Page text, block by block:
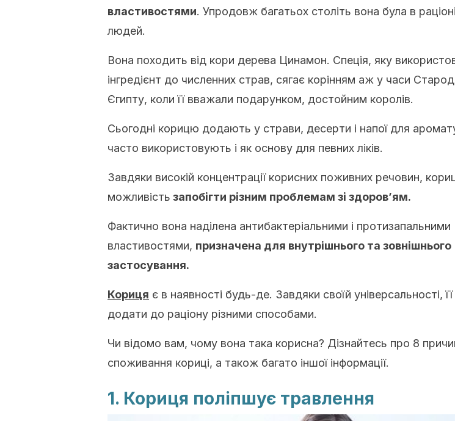
властивостями. Упродовж багатьох століть вона була в
людей.
Вона походить від кори дерева Цинамон. Спеція, яку
інгредієнт до численних страв, сягає корінням аж у часи
Єгипту, коли її вважали подарунком, достойним королів.
Сьогодні корицю додають у страви, десерти і напої для
часто використовують і як основу для певних ліків.
Завдяки високій концентрації корисних поживних речовин,
можливість запобігти різним проблемам зі здоров’ям.
Фактично вона наділена антибактеріальними і протизапальними
властивостями, призначена для внутрішнього та зовнішнього
застосування.
Кориця є в наявності будь-де. Завдяки своїй універсальності,
додати до раціону різними способами.
Чи відомо вам, чому вона така корисна? Дізнайтесь про 8
споживання кориці, а також багато іншої інформації.
1. Кориця поліпшує травлення